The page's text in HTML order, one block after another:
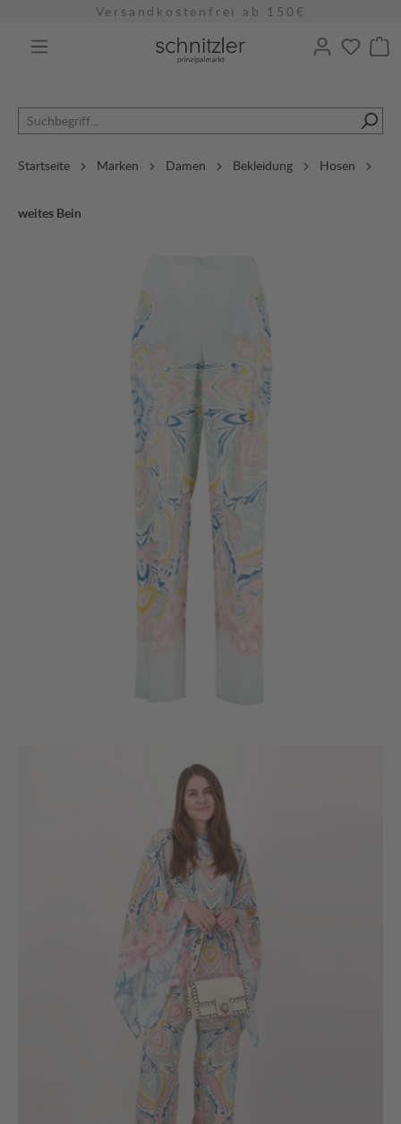
Versandkostenfrei ab 150€
Startseite Marken Damen Bekleidung Hosen
weites Bein